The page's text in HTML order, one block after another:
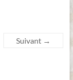
Suivant →